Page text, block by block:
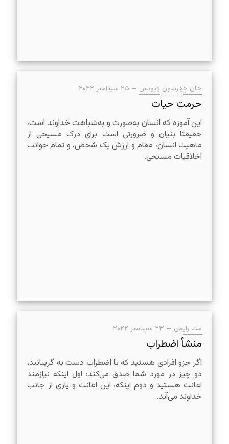
جان جِفِرسون دِیویس — ۲۵ سپتامبر ۲۰۲۲
حرمت حیات
این آموزه که انسان به‌صورت و به‌شباهت خداوند است،
حقیقتا بنیان و ضرورتی است برای درک مسیحی از
ماهیت انسان، مقام و ارزش یک شخص، و تمام جوانب
اخلاقیات مسیحی.
مت رایمن — ۲۳ سپتامبر ۲۰۲۲
منشأ اضطراب
اگر جزو افرادی هستید که با اضطراب دست به گریبانید،
دو چیز در مورد شما صدق می‌کند: اول اینکه نیازمند
اعانت هستید و دوم اینکه، این اعانت و یاری از جانب
خداوند می‌آید.